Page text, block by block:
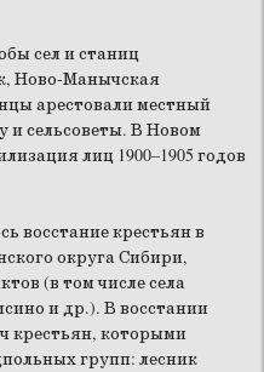
сел и станиц
Ново-Манычская
арестовали местный
и сельсоветы. В Новом
лиц 1900–1905 годов
восстание крестьян в
округа Сибири,
(в том числе села
и др.). В восстании
крестьян, которыми
групп: лесник